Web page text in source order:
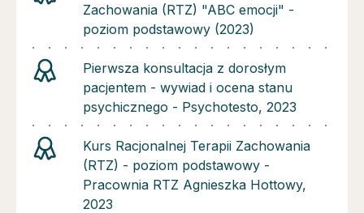
Zachowania (RTZ) "ABC emocji" -
poziom podstawowy (2023)
Pierwsza konsultacja z dorosłym
pacjentem - wywiad i ocena stanu
psychicznego - Psychotesto, 2023
Kurs Racjonalnej Terapii Zachowania
(RTZ) - poziom podstawowy -
Pracownia RTZ Agnieszka Hottowy,
2023